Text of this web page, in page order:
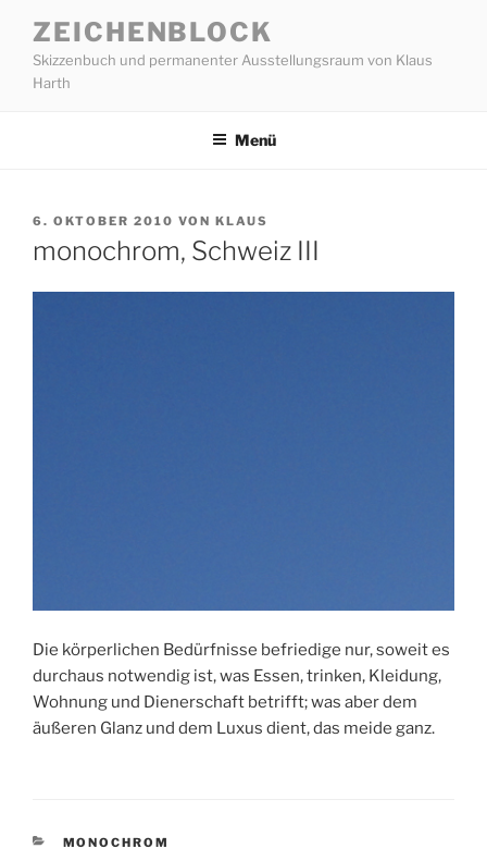
Inhalt
springen
ZEICHENBLOCK
Skizzenbuch und permanenter Ausstellungsraum von Klaus
Harth
Menü
VERÖFFENTLICHT
6. OKTOBER 2010 VON KLAUS
monochrom, Schweiz III
Die körperlichen Bedürfnisse befriedige nur, soweit es
durchaus notwendig ist, was Essen, trinken, Kleidung,
Wohnung und Dienerschaft betrifft; was aber dem
äußeren Glanz und dem Luxus dient, das meide ganz.
KATEGORIEN
MONOCHROM